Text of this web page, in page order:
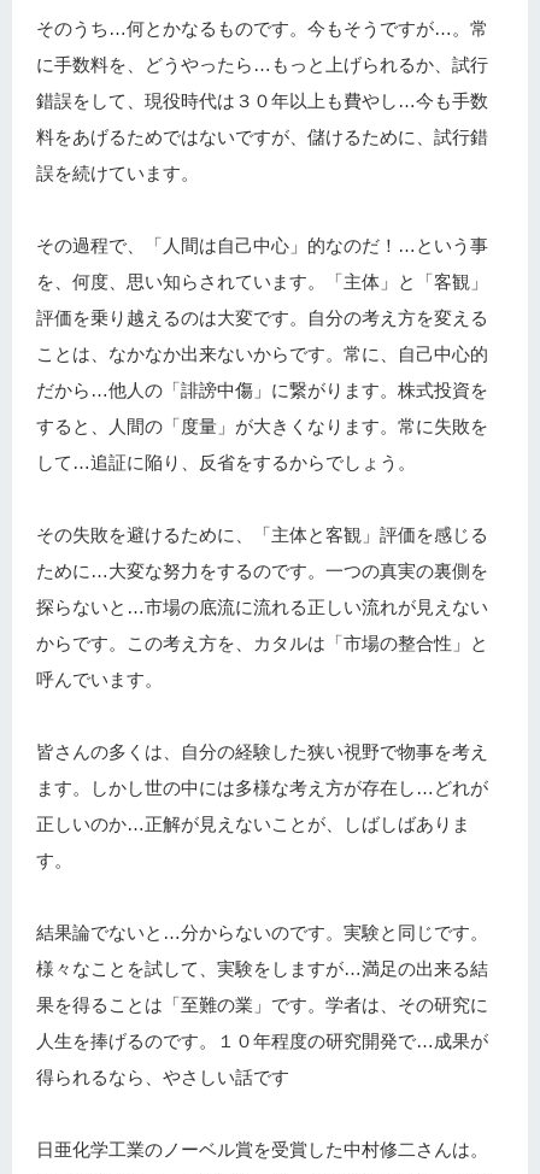
そのうち…何とかなるものです。今もそうですが…。常
に手数料を、どうやったら…もっと上げられるか、試行
錯誤をして、現役時代は３０年以上も費やし…今も手数
料をあげるためではないですが、儲けるために、試行錯
誤を続けています。
その過程で、「人間は自己中心」的なのだ！…という事
を、何度、思い知らされています。「主体」と「客観」
評価を乗り越えるのは大変です。自分の考え方を変える
ことは、なかなか出来ないからです。常に、自己中心的
だから…他人の「誹謗中傷」に繋がります。株式投資を
すると、人間の「度量」が大きくなります。常に失敗を
して…追証に陥り、反省をするからでしょう。
その失敗を避けるために、「主体と客観」評価を感じる
ために…大変な努力をするのです。一つの真実の裏側を
探らないと…市場の底流に流れる正しい流れが見えない
からです。この考え方を、カタルは「市場の整合性」と
呼んでいます。
皆さんの多くは、自分の経験した狭い視野で物事を考え
ます。しかし世の中には多様な考え方が存在し…どれが
正しいのか…正解が見えないことが、しばしばありま
す。
結果論でないと…分からないのです。実験と同じです。
様々なことを試して、実験をしますが…満足の出来る結
果を得ることは「至難の業」です。学者は、その研究に
人生を捧げるのです。１０年程度の研究開発で…成果が
得られるなら、やさしい話です
日亜化学工業のノーベル賞を受賞した中村修二さんは。